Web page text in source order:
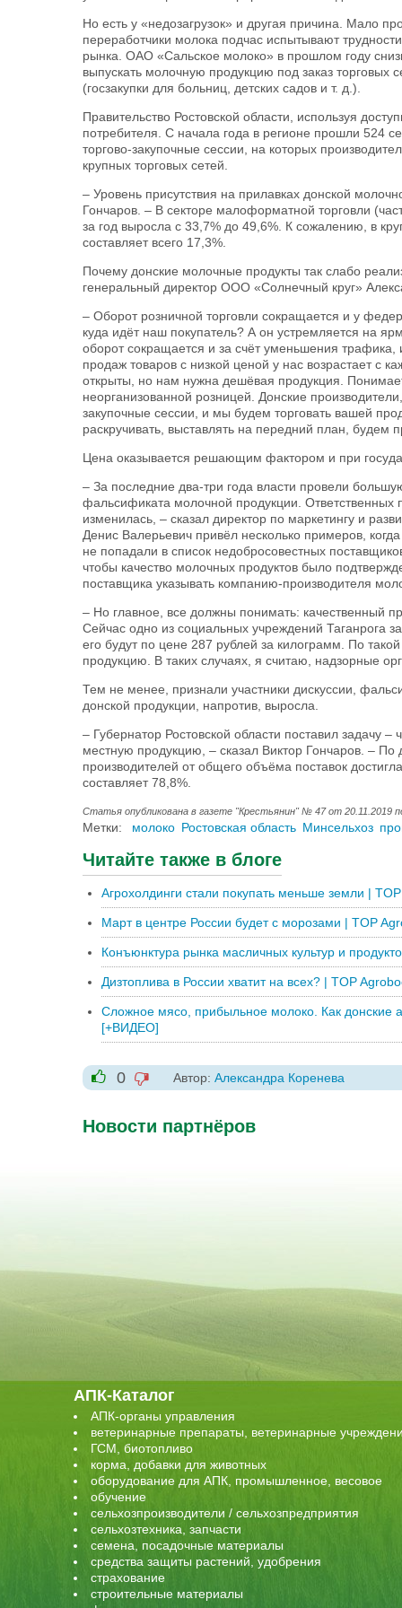
Но есть у «недозагрузок» и другая причина. Мало
переработчики молока подчас испытывают
рынка. ОАО «Сальское молоко» в прошлом году
выпускать молочную продукцию под заказ
(госзакупки для больниц, детских садов и т. д.).
Правительство Ростовской области, используя
потребителя. С начала года в регионе прошли 524
торгово-закупочные сессии, на которых
крупных торговых сетей.
– Уровень присутствия на прилавках донской
Гончаров. – В секторе малоформатной торговли
за год выросла с 33,7% до 49,6%. К сожалению, в
составляет всего 17,3%.
Почему донские молочные продукты так слабо
генеральный директор ООО «Солнечный круг»
– Оборот розничной торговли сокращается и у
куда идёт наш покупатель? А он устремляется на
оборот сокращается и за счёт уменьшения
продаж товаров с низкой ценой у нас возрастает
открыты, но нам нужна дешёвая продукция.
неорганизованной розницей. Донские
закупочные сессии, и мы будем торговать вашей
раскручивать, выставлять на передний план, будем
Цена оказывается решающим фактором и при
– За последние два-три года власти провели
фальсификата молочной продукции. Ответственных
изменилась, – сказал директор по маркетингу и
Денис Валерьевич привёл несколько примеров,
не попадали в список недобросовестных
чтобы качество молочных продуктов было
поставщика указывать компанию-производителя
– Но главное, все должны понимать: качественный
Сейчас одно из социальных учреждений Таганрога
его будут по цене 287 рублей за килограмм. По
продукцию. В таких случаях, я считаю, надзорные
Тем не менее, признали участники дискуссии,
донской продукции, напротив, выросла.
– Губернатор Ростовской области поставил задачу –
местную продукцию, – сказал Виктор Гончаров. – По
производителей от общего объёма поставок
составляет 78,8%.
Статья опубликована в газете "Крестьянин" № 47 от 20.11.2019
Метки: молоко Ростовская область Минсельхоз
Читайте также в блоге
Агрохолдинги стали покупать меньше земли |
Март в центре России будет с морозами | TOP
Конъюнктура рынка масличных культур и
Дизтоплива в России хватит на всех? | TOP
Сложное мясо, прибыльное молоко. Как донские
[+ВИДЕО]
+1
0
-1
Автор: Александра Коренева
Новости партнёров
АПК-Каталог
АПК-органы управления
ветеринарные препараты, ветеринарные
ГСМ, биотопливо
корма, добавки для животных
оборудование для АПК, промышленное, весовое
обучение
сельхозпроизводители / сельхозпредприятия
сельхозтехника, запчасти
семена, посадочные материалы
средства защиты растений, удобрения
страхование
строительные материалы